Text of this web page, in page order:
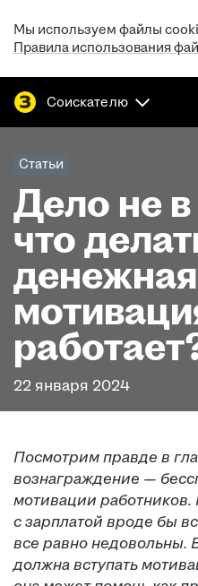
Мы используем файлы
Правила использования
Соискателю
Статьи
Дело не в
что
денежная
22 января 2024
Посмотрим правде в
вознаграждение —
мотивации работников.
с зарплатой вроде бы
все равно недовольны.
должна вступать